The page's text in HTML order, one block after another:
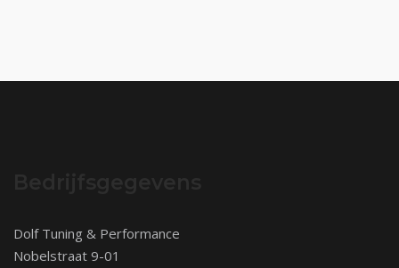
Dolf Tuning & Performance
Nobelstraat 9-01